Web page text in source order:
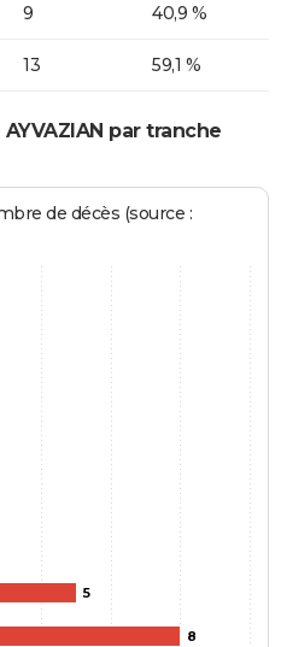
9 40,9 %
13 59,1 %
par tranche
de décès (source :
5
8